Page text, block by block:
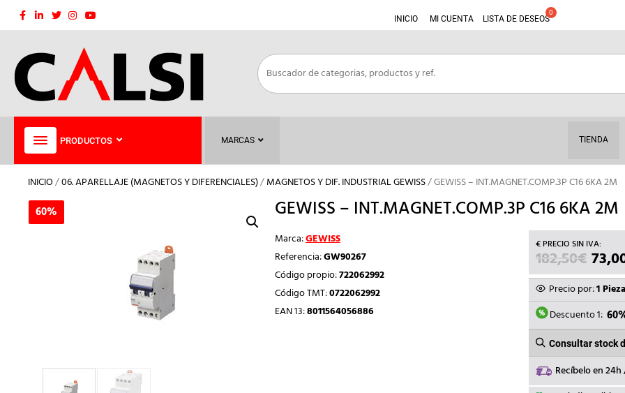
Saltar
INICIO MI CUENTA LISTA DE DESEOS
PRODUCTOS MARCAS TIENDA
INICIO/06. APARELLAJE (MAGNETOS Y DIFERENCIALES)/MAGNETOS Y DIF. INDUSTRIAL GEWISS/ GEWISS – INT.MAGNET.COMP.3P C16 6KA 2M
60% GEWISS – INT.MAGNET.COMP.3P C16 6KA 2M
Marca:GEWISS
Referencia:GW90267
Código propio:722062992
Código TMT:0722062992
EAN 13:8011564056886
182,50€ EL
ERA:
Precio por:1 Pieza
Descuento 1:
Consultar stock
Recíbelo en
60%